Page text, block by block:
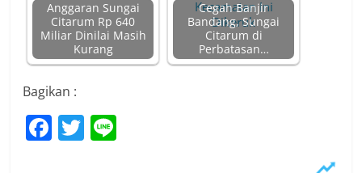
Anggaran Sungai
Citarum Rp 640
Miliar Dinilai Masih
Kurang
Cegah Banjir
Bandang, Sungai
Citarum di
Perbatasan…
Bagikan :
F T